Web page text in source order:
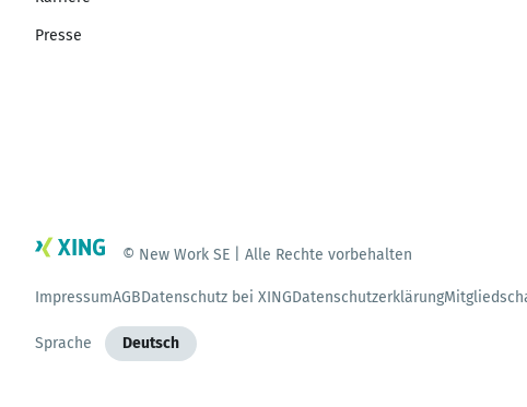
Presse
© New Work SE | Alle Rechte vorbehalten
ImpressumAGBDatenschutz bei XINGDatenschutzerklärung
Sprache Deutsch